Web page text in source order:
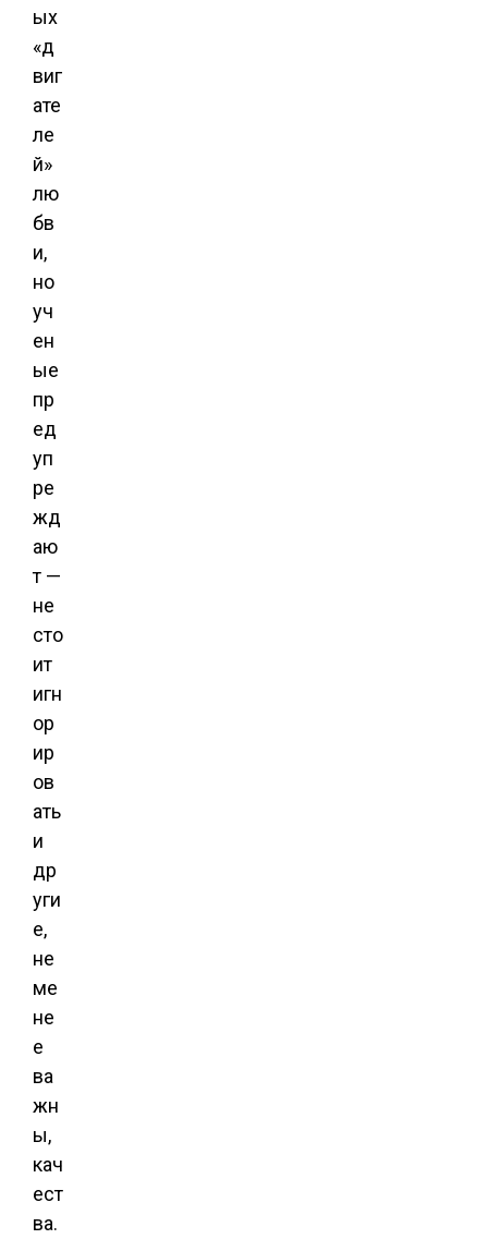
ых
«д
виг
ате
ле
й»
лю
бв
и,
но
уч
ен
ые
пр
ед
уп
ре
жд
аю
т —
не
сто
ит
игн
ор
ир
ов
ать
и
др
уги
е,
не
ме
не
е
ва
жн
ы,
кач
ест
ва.